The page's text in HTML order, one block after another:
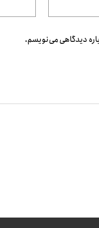
دیدگاهی می‌نویسم.